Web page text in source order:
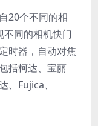
20个不同的相
同的相机快门
时器，自动对焦
括柯达、宝丽
、Fujica、